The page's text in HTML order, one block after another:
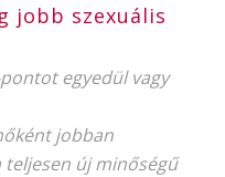
jobb szexuális
egyedül vagy
jobban
teljesen új minőségű